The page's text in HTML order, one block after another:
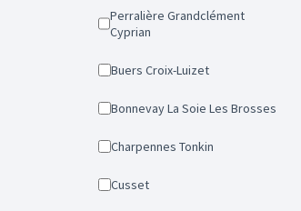
Perralière Grandclément
Cyprian
Buers Croix-Luizet
Bonnevay La Soie Les Brosses
Charpennes Tonkin
Cusset